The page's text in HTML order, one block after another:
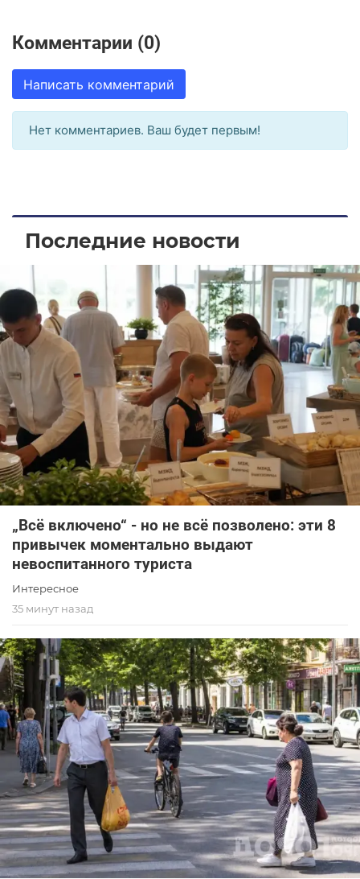
Комментарии (0)
Написать комментарий
Нет комментариев. Ваш будет первым!
Последние новости
„Всё включено“ - но не всё позволено: эти 8
привычек моментально выдают
невоспитанного туриста
Интересное
35 минут назад